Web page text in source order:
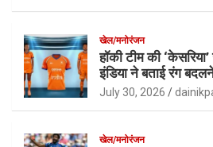
खेल/मनोरंजन
हॉकी टीम की ‘केसरिया’
इंडिया ने बताई रंग
July 30, 2026
खेल/मनोरंजन